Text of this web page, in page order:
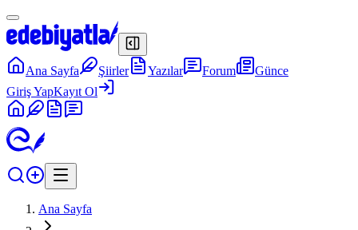
Ana Sayfa Şiirler Yazılar Forum
Günce
Giriş YapKayıt Ol
Ana Sayfa